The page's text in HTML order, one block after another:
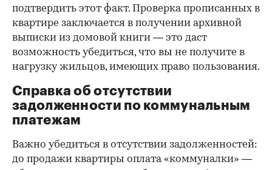
подтвердить этот факт. Проверка прописанных в
квартире заключается в получении архивной
выписки из домовой книги — это даст
возможность убедиться, что вы не получите в
нагрузку жильцов, имеющих право пользования.
Справка об отсутствии
задолженности по коммунальным
платежам
Важно убедиться в отсутствии задолженностей:
до продажи квартиры оплата «коммуналки» —